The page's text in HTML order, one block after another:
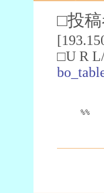
□投
□U R
%%